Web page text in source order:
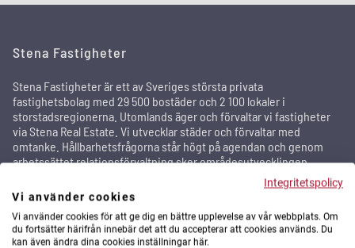
Stena Fastigheter
Stena Fastigheter är ett av Sveriges största privata
fastighetsbolag med 29 500 bostäder och 2 100 lokaler i
storstadsregionerna. Utomlands äger och förvaltar vi fastigheter
via Stena Real Estate. Vi utvecklar städer och förvaltar med
omtanke. Hållbarhetsfrågorna står högt på agendan och genom
arbetssättet relationsförvaltning sker områdesutvecklingen
tillsammans med de boende och andra intressenter för att skapa
attraktiva områden där människor trivs och bor kvar länge.
In English
Integritetspolicy
Vi använder cookies
Vi använder cookies för att ge dig en bättre upplevelse av vår webbplats. Om
du fortsätter härifrån innebär det att du accepterar att cookies används. Du
kan även ändra dina cookies inställningar här.